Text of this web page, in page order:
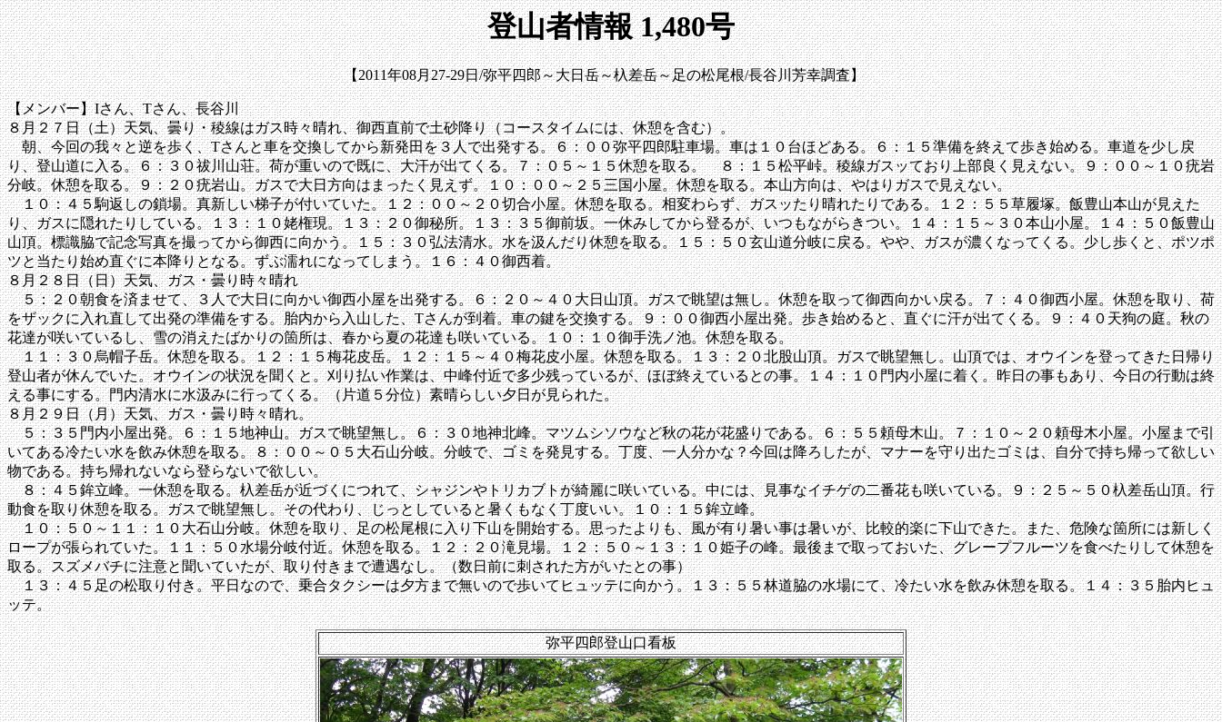
登山者情報 1,480号
【2011年08月27-29日/弥平四郎～大日岳～杁差岳～足の松尾根/長谷川芳幸調査】
【メンバー】Iさん、Tさん、長谷川
８月２７日（土）天気、曇り・稜線はガス時々晴れ、御西直前で土砂降り（コースタイムには、休憩を含む）。
朝、今回の我々と逆を歩く、Tさんと車を交換してから新発田を３人で出発する。６：００弥平四郎駐車場。車は１０台ほどある。６：１５準備を終えて歩き始める。車道を少し戻
り、登山道に入る。６：３０祓川山荘。荷が重いので既に、大汗が出てくる。７：０５～１５休憩を取る。 ８：１５松平峠。稜線ガスッており上部良く見えない。９：００～１０疣岩
分岐。休憩を取る。９：２０疣岩山。ガスで大日方向はまったく見えず。１０：００～２５三国小屋。休憩を取る。本山方向は、やはりガスで見えない。
１０：４５駒返しの鎖場。真新しい梯子が付いていた。１２：００～２０切合小屋。休憩を取る。相変わらず、ガスッたり晴れたりである。１２：５５草履塚。飯豊山本山が見えた
り、ガスに隠れたりしている。１３：１０姥権現。１３：２０御秘所。１３：３５御前坂。一休みしてから登るが、いつもながらきつい。１４：１５～３０本山小屋。１４：５０飯豊山
山頂。標識脇で記念写真を撮ってから御西に向かう。１５：３０弘法清水。水を汲んだり休憩を取る。１５：５０玄山道分岐に戻る。やや、ガスが濃くなってくる。少し歩くと、ポツポ
ツと当たり始め直ぐに本降りとなる。ずぶ濡れになってしまう。１６：４０御西着。
８月２８日（日）天気、ガス・曇り時々晴れ
５：２０朝食を済ませて、３人で大日に向かい御西小屋を出発する。６：２０～４０大日山頂。ガスで眺望は無し。休憩を取って御西向かい戻る。７：４０御西小屋。休憩を取り、荷
をザックに入れ直して出発の準備をする。胎内から入山した、Tさんが到着。車の鍵を交換する。９：００御西小屋出発。歩き始めると、直ぐに汗が出てくる。９：４０天狗の庭。秋の
花達が咲いているし、雪の消えたばかりの箇所は、春から夏の花達も咲いている。１０：１０御手洗ノ池。休憩を取る。
１１：３０烏帽子岳。休憩を取る。１２：１５梅花皮岳。１２：１５～４０梅花皮小屋。休憩を取る。１３：２０北股山頂。ガスで眺望無し。山頂では、オウインを登ってきた日帰り
登山者が休んでいた。オウインの状況を聞くと。刈り払い作業は、中峰付近で多少残っているが、ほぼ終えているとの事。１４：１０門内小屋に着く。昨日の事もあり、今日の行動は終
える事にする。門内清水に水汲みに行ってくる。（片道５分位）素晴らしい夕日が見られた。
８月２９日（月）天気、ガス・曇り時々晴れ。
５：３５門内小屋出発。６：１５地神山。ガスで眺望無し。６：３０地神北峰。マツムシソウなど秋の花が花盛りである。６：５５頼母木山。７：１０～２０頼母木小屋。小屋まで引
いてある冷たい水を飲み休憩を取る。８：００～０５大石山分岐。分岐で、ゴミを発見する。丁度、一人分かな？今回は降ろしたが、マナーを守り出たゴミは、自分で持ち帰って欲しい
物である。持ち帰れないなら登らないで欲しい。
８：４５鉾立峰。一休憩を取る。杁差岳が近づくにつれて、シャジンやトリカブトが綺麗に咲いている。中には、見事なイチゲの二番花も咲いている。９：２５～５０杁差岳山頂。行
動食を取り休憩を取る。ガスで眺望無し。その代わり、じっとしていると暑くもなく丁度いい。１０：１５鉾立峰。
１０：５０～１１：１０大石山分岐。休憩を取り、足の松尾根に入り下山を開始する。思ったよりも、風が有り暑い事は暑いが、比較的楽に下山できた。また、危険な箇所には新しく
ロープが張られていた。１１：５０水場分岐付近。休憩を取る。１２：２０滝見場。１２：５０～１３：１０姫子の峰。最後まで取っておいた、グレープフルーツを食べたりして休憩を
取る。スズメバチに注意と聞いていたが、取り付きまで遭遇なし。（数日前に刺された方がいたとの事）
１３：４５足の松取り付き。平日なので、乗合タクシーは夕方まで無いので歩いてヒュッテに向かう。１３：５５林道脇の水場にて、冷たい水を飲み休憩を取る。１４：３５胎内ヒュ
ッテ。
弥平四郎登山口看板